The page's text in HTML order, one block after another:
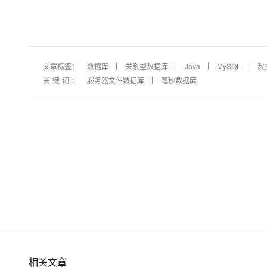
文章标签： 数据库 关系型数据库 Java MySQL
数
关键词：
服务器文件数据库 毫秒数据库
相关文章